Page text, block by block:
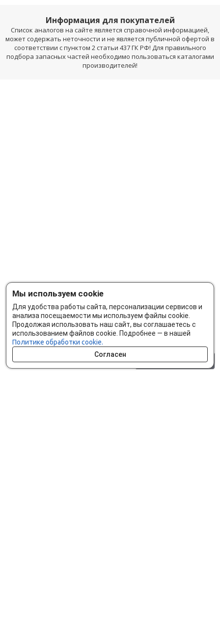
Информация для покупателей
Список аналогов на сайте является справочной информацией,
может содержать неточности и не является публичной офертой в
соответствии с пунктом 2 статьи 437 ГК РФ! Для правильного
подбора запасных частей необходимо пользоваться каталогами
производителей!
Мы используем cookie
Для удобства работы сайта, персонализации сервисов и
анализа посещаемости мы используем файлы cookie.
Продолжая использовать наш сайт, вы соглашаетесь с
использованием файлов cookie. Подробнее — в нашей
Политике обработки cookie.
Согласен